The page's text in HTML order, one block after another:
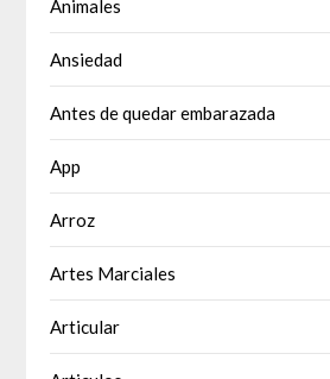
Animales
Ansiedad
Antes de quedar embarazada
App
Arroz
Artes Marciales
Articular